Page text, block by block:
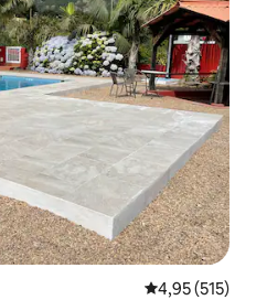
Évaluation
4,95 (515)